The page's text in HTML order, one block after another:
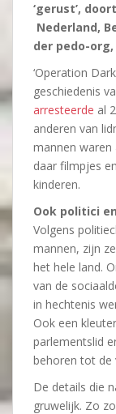
‘gerust’,
Nederland,
der pedo-org,
‘Operation
geschiedenis
arresteerde al
anderen van
mannen waren
daar filmpjes
kinderen.
Ook politici
Volgens
mannen, zijn
het hele land.
van de
in hechtenis
Ook een
parlementslid
behoren tot de
De details die
gruwelijk. Zo